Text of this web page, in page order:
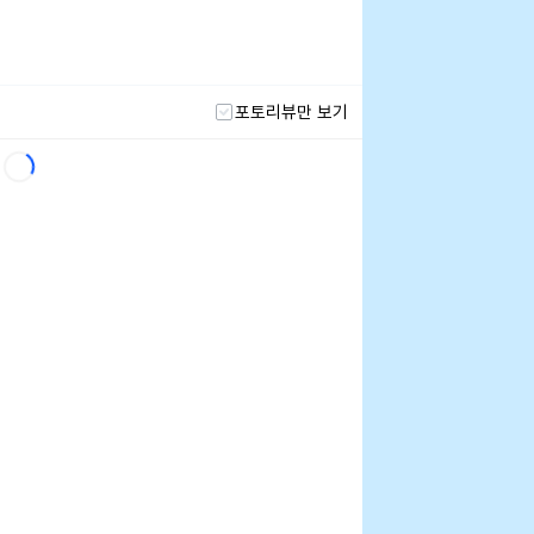
포토리뷰만 보기